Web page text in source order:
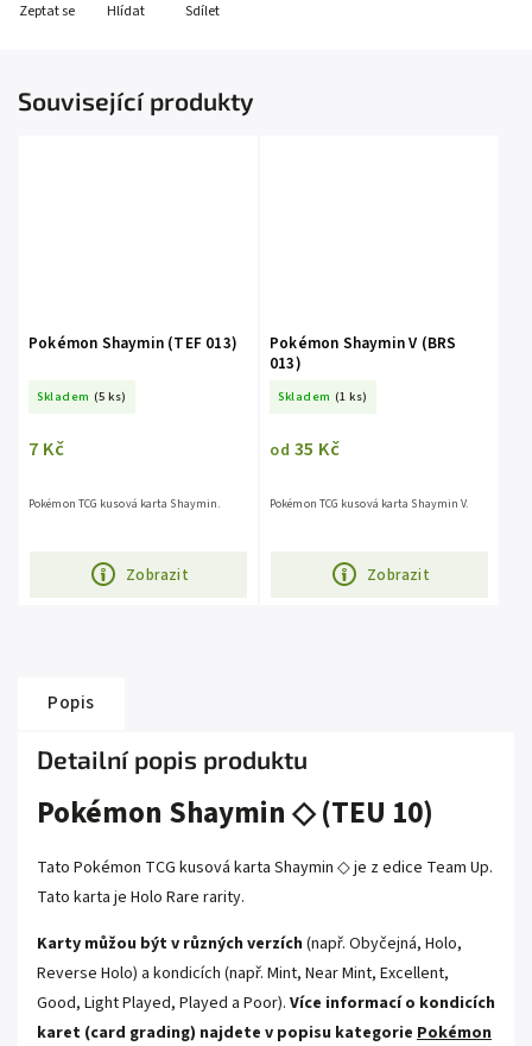
Zeptat se Hlídat Sdílet
Související produkty
Pokémon Shaymin (TEF 013)
Skladem (5 ks)
7 Kč
Zobrazit
Pokémon TCG kusová karta Shaymin.
Pokémon Shaymin V (BRS
013)
Skladem (1 ks)
od 35 Kč
Zobrazit
Pokémon TCG kusová karta Shaymin V.
Popis
Detailní popis produktu
Pokémon Shaymin ◇ (TEU 10)
Tato Pokémon TCG kusová karta Shaymin ◇ je z edice Team Up.
Tato karta je Holo Rare rarity.
Karty můžou být v různých verzích (např. Obyčejná, Holo,
Reverse Holo) a kondicích (např. Mint, Near Mint, Excellent,
Good, Light Played, Played a Poor). Více informací o kondicích
karet (card grading) najdete v popisu kategorie Pokémon